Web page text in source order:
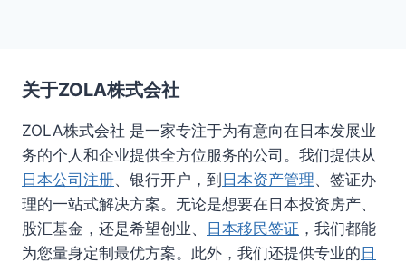
关于ZOLA株式会社
ZOLA株式会社 是一家专注于为有意向在日本发展业
务的个人和企业提供全方位服务的公司。我们提供从
日本公司注册、银行开户，到日本资产管理、签证办
理的一站式解决方案。无论是想要在日本投资房产、
股汇基金，还是希望创业、 日本移民签证 ，我们都能
为您量身定制最优方案。此外，我们还提供专业的日